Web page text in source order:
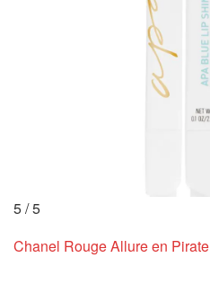
5/5
Chanel Rouge Allure en Pirate